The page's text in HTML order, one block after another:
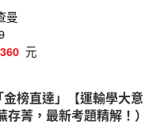
曼
360 元
榜直達」【運輸學大意
菁，最新考題精解！）